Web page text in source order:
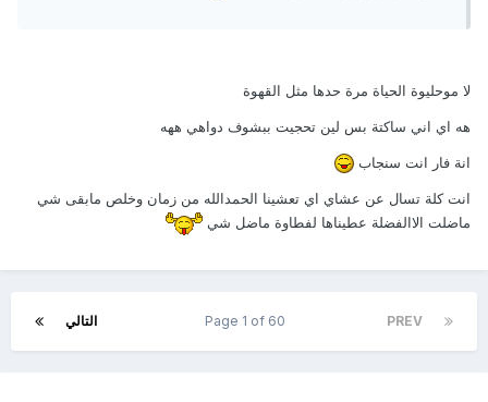
لا موحليوة الحياة مرة حدها مثل القهوة
هه اي اني ساكتة بس لين تحجيت ببشوف دواهي ههه
انة فار انت سنجاب
انت كلة تسال عن عشاي اي تعشينا الحمدالله من زمان وخلص مابقى شي
ماضلت الاالفضلة عطيناها لفطاوة ماضل شي
PREV التالي Page 1 of 60